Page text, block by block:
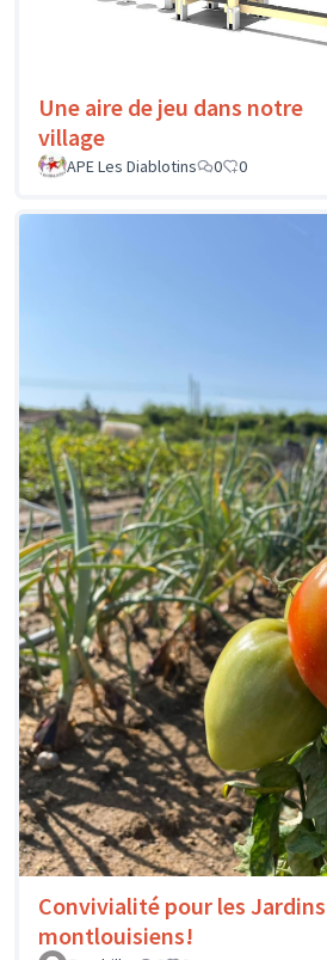
Une aire de jeu dans notre
village
APE Les Diablotins
0 0
Convivialité pour les Jardins
montlouisiens!